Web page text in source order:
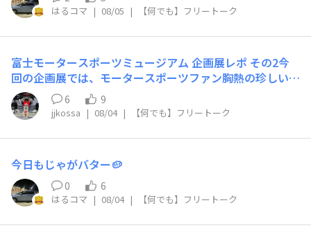
はるコマ | 08/05 | 【何でも】フリートーク
富士モータースポーツミュージアム 企画展レポ その2今
回の企画展では、モータースポーツファン胸熱の珍しいマ
シンが展示されていました！ウルフWR1：1977年に新チ
ームとして参戦し、いきなり開幕戦デビューウインを飾っ
たマシン。KE009改：1977年のF1日本GP出走後、”フェ
ラーリ312Tシリーズ風”のウイングノーズに換装され、ウ
に西ドイツへ渡ったものの、長らく所在不明となっていた
幻の一台。マキF1シャーシ：当時のスタッフ、ドライバ
ーのサインが記されています。ウルフWR1だけでなく、波
大満足でした！
6 9
jjkossa | 08/04 | 【何でも】フリートーク
今日もじゃがバター🥔
0 6
はるコマ | 08/04 | 【何でも】フリートーク